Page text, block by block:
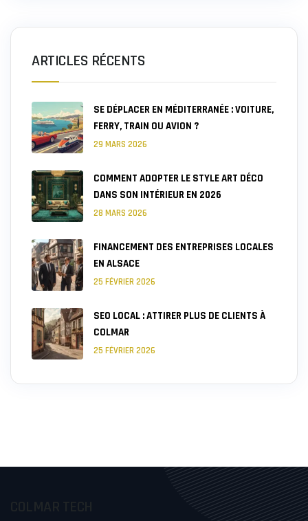
ARTICLES RÉCENTS
SE DÉPLACER EN MÉDITERRANÉE : VOITURE,
FERRY, TRAIN OU AVION ?
29 MARS 2026
COMMENT ADOPTER LE STYLE ART DÉCO
DANS SON INTÉRIEUR EN 2026
28 MARS 2026
FINANCEMENT DES ENTREPRISES LOCALES
EN ALSACE
25 FÉVRIER 2026
SEO LOCAL : ATTIRER PLUS DE CLIENTS À
COLMAR
25 FÉVRIER 2026